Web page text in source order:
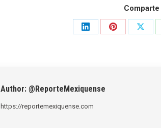
Comparte
Share
Share
Share
Author: @ReporteMexiquense
https://reportemexiquense.com